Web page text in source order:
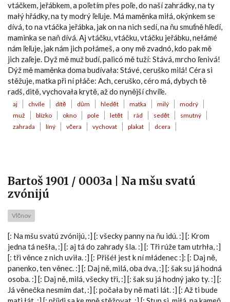
vtáčkem, jeřábkem, a poľetím přes poľe, do naší zahrádky, na ty
małý hřádky, na ty modrý ľeľuje. Má maměnka miłá, okýnkem se
dívá, to na vtáčka jeřábka, jak on na nich sedí, na ňu smuťně hľedí,
maminka se naň dívá. Aj vtáčku, vtáčku, vtáčku jeřábku, nełámé
nám ľeľuje, jak nám jich połámeš, a ony mě zvadnó, kdo pak mě
jich zaľeje. Dyž mě muž budí, palicó mě tuží: Stává, mrcho ľenivá!
Dýž mě maměnka doma budívała: Stávé, ceruško milá! Céra si
stěžuje, matka při ní płáče: Ach, ceruško, céro má, dybych tě
radš, ditě, vychovała krytě, až do nynější chvíľe.
aj chvíle dítě dům hledět matka milý
modrý
muž
blízko okno pole letět rád sedět
smutný
zahrada
líný včera vychovat plakat dcera
Bartoš 1901 / 0003a | Na mšu svatú
zvónijú
Vlčnov
[: Na mšu svatú zvónijú, :] [: všecky panny na ňu idú. :] [: Krom
jedna tá nešła, :] [: aj tá do zahrady šla. :] [: Tři rúže tam utrhła, :]
[: tři věnce z nich uviła. :] [: Přišéł jest k ní młádenec :]: [: Daj ně,
panenko, ten věnec. :] [: Daj ně, milá, oba dva, :] [: šak su já hodná
osoba. :] [: Daj ně, milá, všecky tři, :] [: šak su já hodný jako ty. :] [:
Já věnečka nesmím dat, :] [: počała by ně mati lát. :] [: Až ti bude